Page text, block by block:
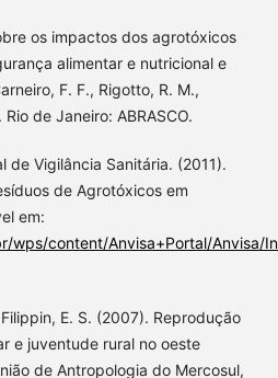
os impactos dos agrotóxicos
alimentar e nutricional e
F. F., Rigotto, R. M.,
de Janeiro: ABRASCO.
de Vigilância Sanitária. (2011).
de Agrotóxicos em
em:
wps/content/Anvisa+Portal/Anvisa/
E. S. (2007). Reprodução
e juventude rural no oeste
de Antropologia do Mercosul,